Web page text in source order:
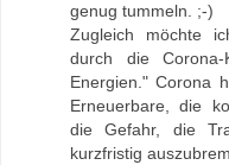
genug tummeln. ;-)
Zugleich möchte
durch die
Energien." Corona
Erneuerbare, die
die Gefahr, die
kurzfristig